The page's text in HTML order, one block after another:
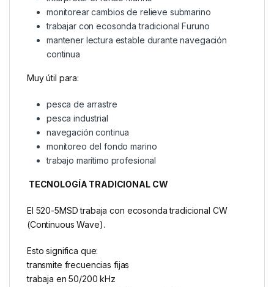
monitorear cambios de relieve submarino
trabajar con ecosonda tradicional Furuno
mantener lectura estable durante navegación
continua
Muy útil para:
pesca de arrastre
pesca industrial
navegación continua
monitoreo del fondo marino
trabajo marítimo profesional
TECNOLOGÍA TRADICIONAL CW
El 520-5MSD trabaja con ecosonda tradicional CW
(Continuous Wave).
Esto significa que:
transmite frecuencias fijas
trabaja en 50/200 kHz